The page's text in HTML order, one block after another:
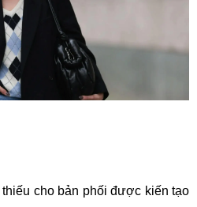
cho bản phối được kiến tạo